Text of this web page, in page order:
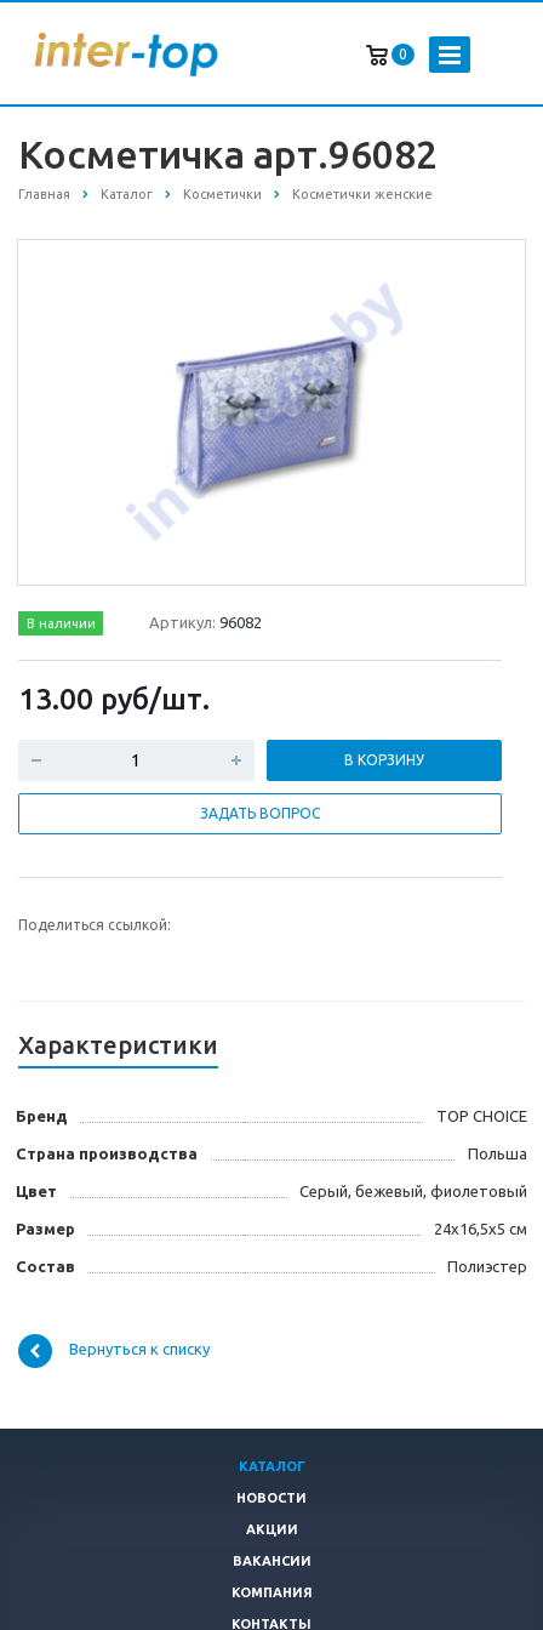
0
Косметичка арт.96082
Главная Каталог Косметички Косметички женские
В наличии Артикул:96082
13.00 руб/шт.
В КОРЗИНУ
ЗАДАТЬ ВОПРОС
Поделиться ссылкой:
Характеристики
Бренд TOP CHOICE
Страна производства Польша
Цвет Серый, бежевый, фиолетовый
Размер 24х16,5х5 см
Состав Полиэстер
Вернуться к списку
КАТАЛОГ
НОВОСТИ
АКЦИИ
ВАКАНСИИ
КОМПАНИЯ
КОНТАКТЫ